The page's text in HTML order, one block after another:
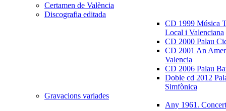
Certamen de València
Discografia editada
CD 1999 Música
Local i Valenciana
CD 2000 Palau
CD 2001 An
Valencia
CD 2006 Palau
Doble cd 2012
Simfònica
Gravacions variades
Any 1961.